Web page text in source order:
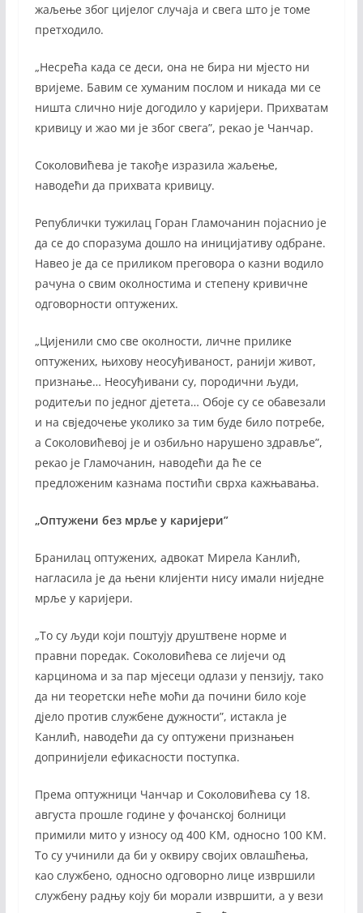
жаљење због цијелог случаја и свега што је томе
претходило.
„Несрећа када се деси, она не бира ни мјесто ни
вријеме. Бавим се хуманим послом и никада ми се
ништа слично није догодило у каријери. Прихватам
кривицу и жао ми је због свега”, рекао је Чанчар.
Соколовићева је такође изразила жаљење,
наводећи да прихвата кривицу.
Републички тужилац Горан Гламочанин појаснио је
да се до споразума дошло на иницијативу одбране.
Навео је да се приликом преговора о казни водило
рачуна о свим околностима и степену кривичне
одговорности оптужених.
„Цијенили смо све околности, личне прилике
оптужених, њихову неосуђиваност, ранији живот,
признање… Неосуђивани су, породични људи,
родитељи по једног дјетета… Обоје су се обавезали
и на свједочење уколико за тим буде било потребе,
а Соколовићевој је и озбиљно нарушено здравље”,
рекао је Гламочанин, наводећи да ће се
предложеним казнама постићи сврха кажњавања.
„Оптужени без мрље у каријери”
Бранилац оптужених, адвокат Мирела Канлић,
нагласила је да њени клијенти нису имали ниједне
мрље у каријери.
„То су људи који поштују друштвене норме и
правни поредак. Соколовићева се лијечи од
карцинома и за пар мјесеци одлази у пензију, тако
да ни теоретски неће моћи да почини било које
дјело против службене дужности”, истакла је
Канлић, наводећи да су оптужени признањен
допринијели ефикасности поступка.
Према оптужници Чанчар и Соколовићева су 18.
августа прошле године у фочанској болници
примили мито у износу од 400 КМ, односно 100 КМ.
То су учинили да би у оквиру својих овлашћења,
као службено, односно одговорно лице извршили
службену радњу коју би морали извршити, а у вези